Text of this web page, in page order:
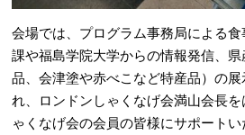
会場では、プログラム事務局による
課や福島学院大学からの情報発信、
品、会津塗や赤べこなど特産品）の
れ、ロンドンしゃくなげ会満山会長
ゃくなげ会の会員の皆様にサポート